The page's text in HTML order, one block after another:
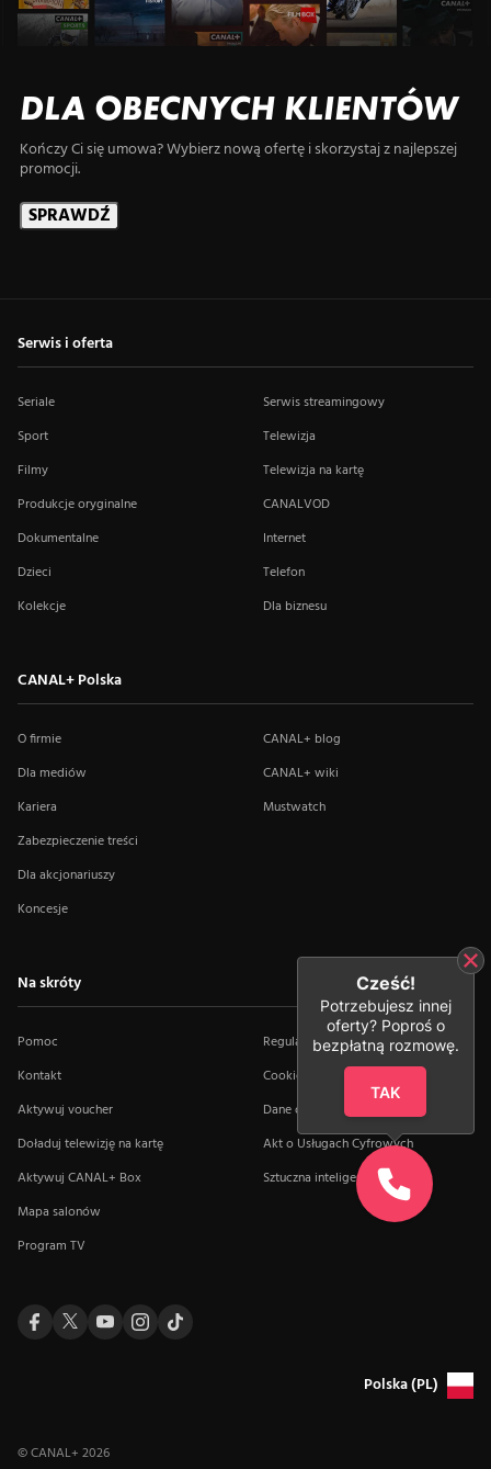
DLA OBECNYCH KLIENTÓW
Kończy Ci się umowa? Wybierz nową ofertę i skorzystaj z najlepszej
promocji.
SPRAWDŹ
Serwis i oferta
Seriale
Sport
Filmy
Produkcje oryginalne
Dokumentalne
Dzieci
Kolekcje
Serwis streamingowy
Telewizja
Telewizja na kartę
CANALVOD
Internet
Telefon
Dla biznesu
CANAL+ Polska
O firmie
Dla mediów
Kariera
Zabezpieczenie treści
Dla akcjonariuszy
Koncesje
CANAL+ blog
CANAL+ wiki
Mustwatch
Na skróty
Pomoc
Kontakt
Aktywuj voucher
Doładuj telewizję na kartę
Aktywuj CANAL+ Box
Mapa salonów
Program TV
Regulaminy i dokumenty
Cookies
Dane osobowe
Akt o Usługach Cyfrowych
Sztuczna inteligencja
Polska (PL)
© CANAL+ 2026
Cześć!
Potrzebujesz innej
oferty? Poproś o
bezpłatną rozmowę.
TAK